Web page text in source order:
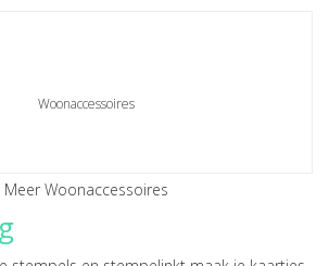
Woonaccessoires
Meer Woonaccessoires